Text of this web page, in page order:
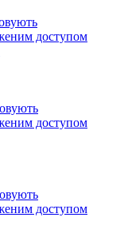
доступом
доступом
доступом